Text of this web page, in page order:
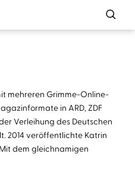
mehreren Grimme-Online-
in ARD, ZDF
Verleihung des Deutschen
2014 veröffentlichte Katrin
dem gleichnamigen